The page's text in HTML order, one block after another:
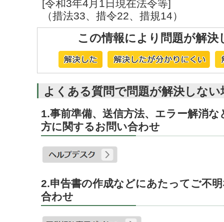
[令和3年4月1日現在法令等]
（措法33、措令22、措規14）
この情報により問題が解決
よくある質問で問題が解決しな
1.事前準備、送信方法、エラー解消
方に関するお問い合わせ
2.申告書の作成などにあたってご不
合わせ